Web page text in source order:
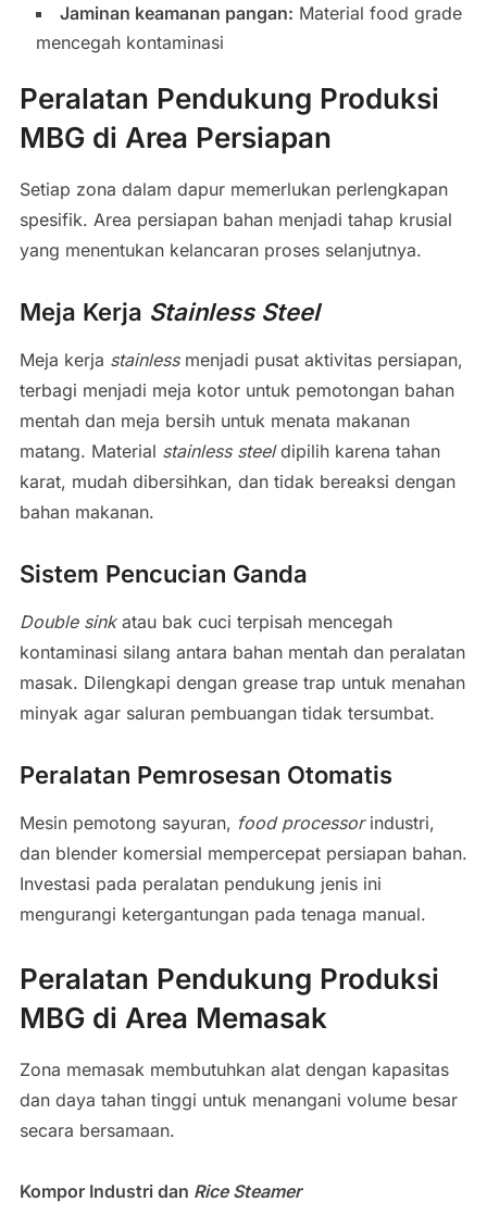
Jaminan keamanan pangan: Material food grade
mencegah kontaminasi
Peralatan Pendukung Produksi
MBG di Area Persiapan
Setiap zona dalam dapur memerlukan perlengkapan
spesifik. Area persiapan bahan menjadi tahap krusial
yang menentukan kelancaran proses selanjutnya.
Meja Kerja Stainless Steel
Meja kerja stainlessmenjadi pusat aktivitas persiapan,
terbagi menjadi meja kotor untuk pemotongan bahan
mentah dan meja bersih untuk menata makanan
matang. Material stainless steeldipilih karena tahan
karat, mudah dibersihkan, dan tidak bereaksi dengan
bahan makanan.
Sistem Pencucian Ganda
Double sinkatau bak cuci terpisah mencegah
kontaminasi silang antara bahan mentah dan peralatan
masak. Dilengkapi dengan grease trap untuk menahan
minyak agar saluran pembuangan tidak tersumbat.
Peralatan Pemrosesan Otomatis
Mesin pemotong sayuran, food processorindustri,
dan blender komersial mempercepat persiapan bahan.
Investasi pada peralatan pendukung jenis ini
mengurangi ketergantungan pada tenaga manual.
Peralatan Pendukung Produksi
MBG di Area Memasak
Zona memasak membutuhkan alat dengan kapasitas
dan daya tahan tinggi untuk menangani volume besar
secara bersamaan.
Kompor Industri dan Rice Steamer